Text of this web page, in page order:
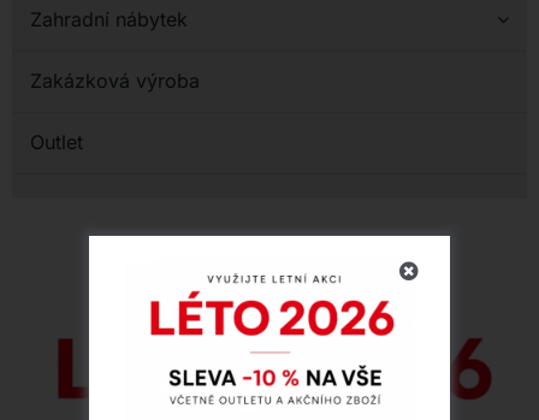
Zahradní nábytek
Zakázková výroba
Outlet